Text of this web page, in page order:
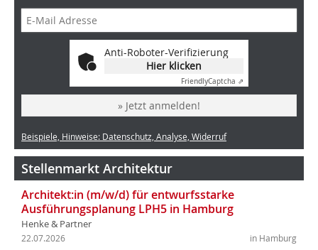
Anti-Roboter-Verifizierung
Hier klicken
FriendlyCaptcha ⇗
» Jetzt anmelden!
Beispiele, Hinweise: Datenschutz, Analyse, Widerruf
Stellenmarkt Architektur
Architekt:in (m/w/d) für entwurfsstarke
Ausführungsplanung LPH5 in Hamburg
Henke & Partner
in Hamburg
22.07.2026